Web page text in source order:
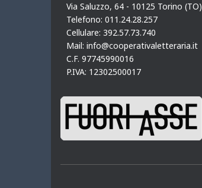
Via Saluzzo, 64 - 10125 Torino (TO)
Telefono: 011.24.28.257
Cellulare: 392.57.73.740
Mail: info@cooperativaletteraria.it
C.F. 97745990016
P.IVA: 12302500017